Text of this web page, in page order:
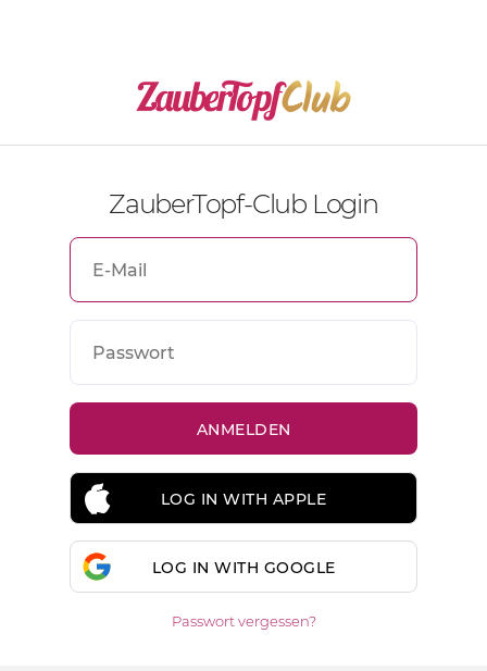
ZauberTopf-Club Login
LOG IN WITH APPLE
LOG IN WITH GOOGLE
Passwort vergessen?